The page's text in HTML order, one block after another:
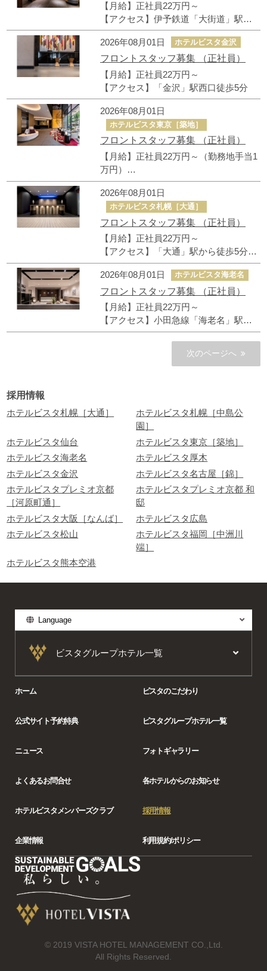
【月給】正社員22万円～
【アクセス】伊予鉄道「大街道」駅徒
歩2分
2026年08月01日
ホテルビスタ金沢
フロントスタッフ募集 （正社員）
【月給】正社員22万円～
【アクセス】「金沢」駅西口徒歩5分
2026年08月01日
ホテルビスタ東京［築地］
フロントスタッフ募集 （正社員）
【月給】正社員22万円～（勤務地手当1
万円）
【アクセス】「東銀座」駅から徒歩3
分、「築地市場」駅徒歩4分
2026年08月01日
ホテルビスタ札幌［大通］
フロントスタッフ募集 （正社員）
【月給】正社員22万円～
【アクセス】「大通」駅から徒歩5分、
「すすきの」駅徒歩4分
2026年08月01日
ホテルビスタ海老名
フロントスタッフ募集 （正社員）
【月給】正社員22万円～
【アクセス】小田急線「海老名」駅徒
歩3分、相鉄線「海老名」駅徒歩5分
次のページへ
採用情報
ホテルビスタ札幌［大通］
ホテルビスタ札幌［中島公
園］
ホテルビスタ仙台
ホテルビスタ東京［築地］
ホテルビスタ海老名
ホテルビスタ厚木
ホテルビスタ金沢
ホテルビスタ名古屋［錦］
ホテルビスタプレミオ京都
［河原町通］
ホテルビスタプレミオ京都 和
邸
ホテルビスタ大阪［なんば］
ホテルビスタ広島
ホテルビスタ松山
ホテルビスタ福岡［中洲川
端］
ホテルビスタ熊本空港
Language
ビスタグループホテル一覧
ホーム ビスタのこだわり
公式サイト予約特典 ビスタグループホテル一覧
ニュース フォトギャラリー
よくあるお問合せ 各ホテルからのお知らせ
ホテルビスタメンバーズクラブ 採用情報
企業情報 利用規約/ポリシー
© 2019 VISTA HOTEL MANAGEMENT CO.,Ltd.
All Rights Reserved.